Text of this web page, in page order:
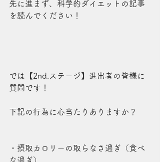
先に進まず、科学的ダイエットの記事
を読んでください！
では【2nd.ステージ】進出者の皆様に
質問です！
下記の行為に心当たりありますか？
・摂取カロリーの取らなさ過ぎ（食べ
な過ぎ）